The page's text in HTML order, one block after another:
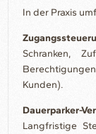
In der Praxis
Schranken,
Kunden).
Dauerparker-
Langfristige